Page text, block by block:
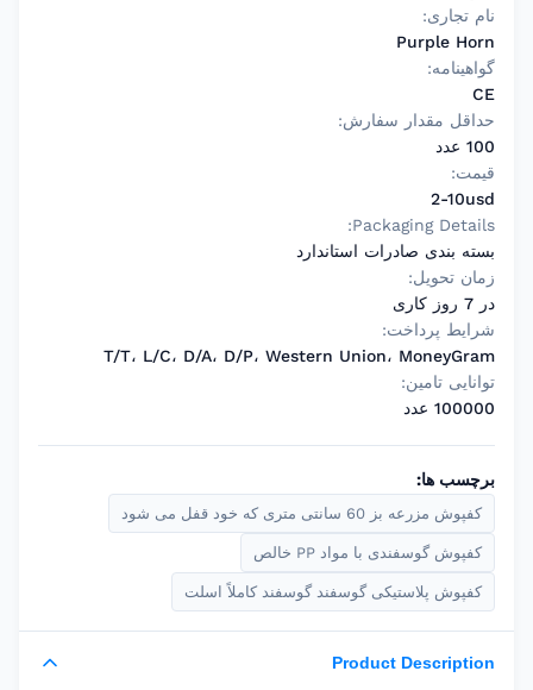
نام تجاری:
Purple Horn
گواهینامه:
CE
حداقل مقدار سفارش:
100 عدد
قیمت:
2-10usd
Packaging Details:
بسته بندی صادرات استاندارد
زمان تحویل:
در 7 روز کاری
شرایط پرداخت:
T/T، L/C، D/A، D/P، Western Union، MoneyGram
توانایی تامین:
100000 عدد
برچسب ها:
کفپوش مزرعه بز 60 سانتی متری که خود قفل می شود
کفپوش گوسفندی با مواد PP خالص
کفپوش پلاستیکی گوسفند گوسفند کاملاً اسلت
Product Description